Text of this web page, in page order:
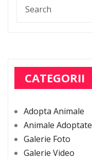
CATEGORII
Adopta Animale
Animale Adoptate
Galerie Foto
Galerie Video